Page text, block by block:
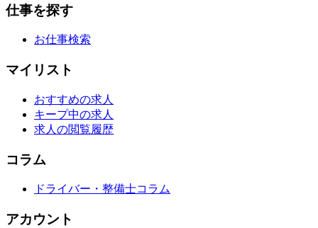
仕事を探す
お仕事検索
マイリスト
おすすめの求人
キープ中の求人
求人の閲覧履歴
コラム
ドライバー・整備士コラム
アカウント